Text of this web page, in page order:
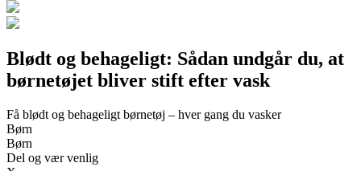
Blødt og behageligt: Sådan undgår du, at
børnetøjet bliver stift efter vask
Få blødt og behageligt børnetøj – hver gang du vasker
Børn
Børn
Del og vær venlig